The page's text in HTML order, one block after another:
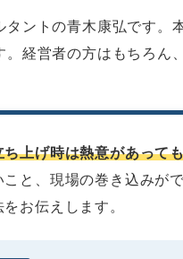
タントの青木康弘です
経営者の方はもちろん
ち上げ時は熱意があって
と、現場の巻き込みが
お伝えします。